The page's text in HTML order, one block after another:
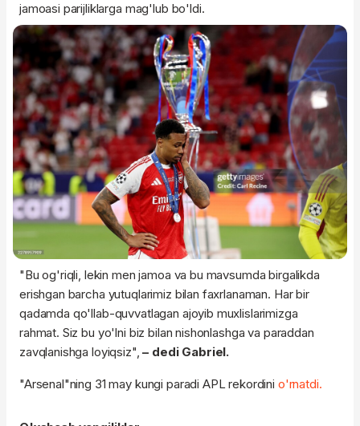
jamoasi parijliklarga mag'lub bo'ldi.
"Bu og'riqli, lekin men jamoa va bu mavsumda birgalikda
erishgan barcha yutuqlarimiz bilan faxrlanaman. Har bir
qadamda qo'llab-quvvatlagan ajoyib muxlislarimizga
rahmat. Siz bu yo'lni biz bilan nishonlashga va paraddan
zavqlanishga loyiqsiz",– dedi Gabriel.
"Arsenal"ning 31 may kungi paradi APL rekordini o'rnatdi.